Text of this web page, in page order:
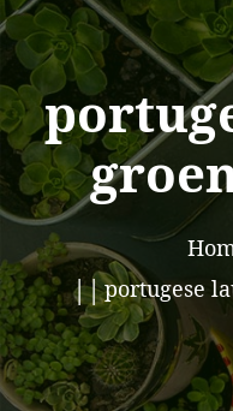
portugese